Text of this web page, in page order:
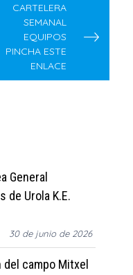
CARTELERA
SEMANAL
EQUIPOS
PINCHA ESTE
ENLACE
General
de Urola K.E.
30 de junio de 2026
campo Mitxel